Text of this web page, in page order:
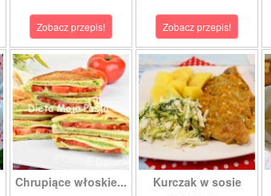
Zobacz przepis! Zobacz przepis!
Chrupiące włoskie...
Kurczak w sosie